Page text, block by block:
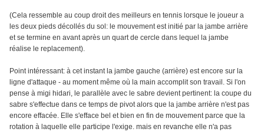
(Cela ressemble au coup droit des meilleurs en tennis lorsque le joueur a
les deux pieds décollés du sol: le mouvement est initié par la jambe arrière
et se termine en avant après un quart de cercle dans lequel la jambe
réalise le replacement).
Point intéressant: à cet instant la jambe gauche (arrière) est encore sur la
ligne d'attaque - au moment même où la main accomplit son travail. Si l'on
pense à migi hidari, le parallèle avec le sabre devient pertinent: la coupe du
sabre s'effectue dans ce temps de pivot alors que la jambe arrière n'est pas
encore effacée. Elle s'efface bel et bien en fin de mouvement parce que la
rotation à laquelle elle participe l'exige. mais en revanche elle n'a pas